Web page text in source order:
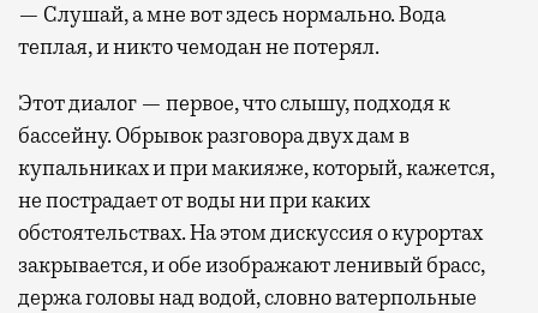
— Слушай, а мне вот здесь нормально. Вода
теплая, и никто чемодан не потерял.
Этот диалог — первое, что слышу, подходя к
бассейну. Обрывок разговора двух дам в
купальниках и при макияже, который, кажется,
не пострадает от воды ни при каких
обстоятельствах. На этом дискуссия о курортах
закрывается, и обе изображают ленивый брасс,
держа головы над водой, словно ватерпольные